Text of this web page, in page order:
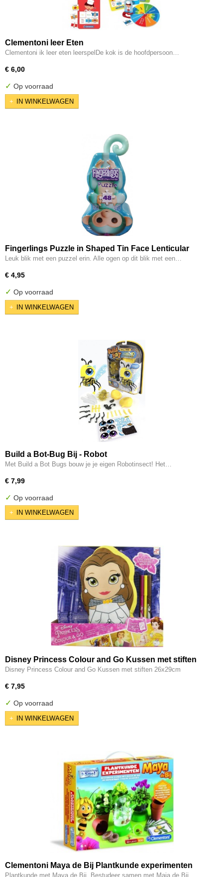
Clementoni leer Eten
Clementoni ik leer eten leerspelDe kok is de hoofdpersoon…
€ 6,00
✓ Op voorraad
IN WINKELWAGEN
Fingerlings Puzzle in Shaped Tin Face Lenticular
Leuk blik met een puzzel erin. Alle ogen op dit blik met een…
€ 4,95
✓ Op voorraad
IN WINKELWAGEN
Build a Bot-Bug Bij - Robot
Met Build a Bot Bugs bouw je je eigen Robotinsect! Het…
€ 7,99
✓ Op voorraad
IN WINKELWAGEN
Disney Princess Colour and Go Kussen met stiften
26x29cm
Disney Princess Colour and Go Kussen met stiften 26x29cm
€ 7,95
✓ Op voorraad
IN WINKELWAGEN
Clementoni Maya de Bij Plantkunde experimenten
Plantkunde met Maya de Bij. Bestudeer samen met Maja de Bij…